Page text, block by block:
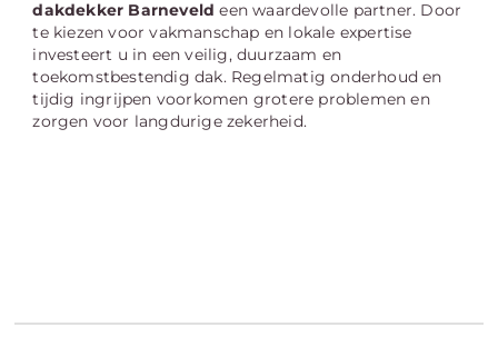
dakdekker Barneveld een waardevolle partner. Door
te kiezen voor vakmanschap en lokale expertise
investeert u in een veilig, duurzaam en
toekomstbestendig dak. Regelmatig onderhoud en
tijdig ingrijpen voorkomen grotere problemen en
zorgen voor langdurige zekerheid.